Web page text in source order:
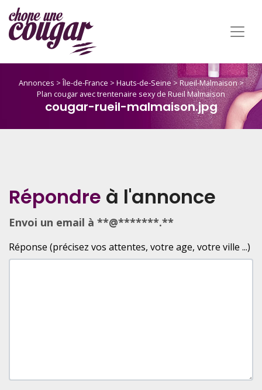
Annonces >Île-de-France > Hauts-de-Seine> Rueil-Malmaison>
Plan cougar avec trentenaire sexy de Rueil Malmaison
cougar-rueil-malmaison.jpg
Répondre à l'annonce
Envoi un email à **@*******.**
Réponse (précisez vos attentes, votre age, votre ville ...)